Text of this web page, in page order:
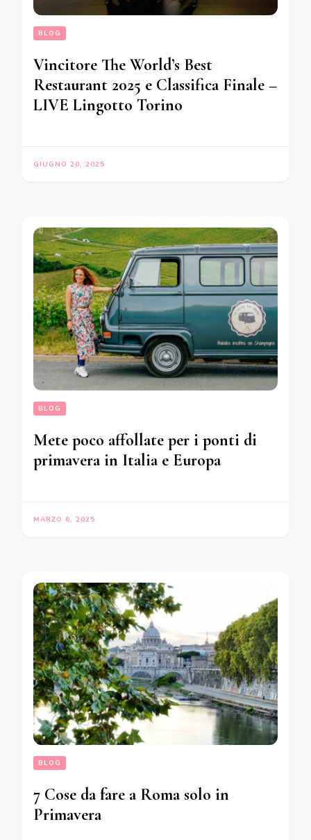
BLOG
Vincitore The World’s Best
Restaurant 2025 e Classifica Finale –
LIVE Lingotto Torino
GIUGNO 20, 2025
BLOG
Mete poco affollate per i ponti di
primavera in Italia e Europa
MARZO 6, 2025
BLOG
7 Cose da fare a Roma solo in
Primavera